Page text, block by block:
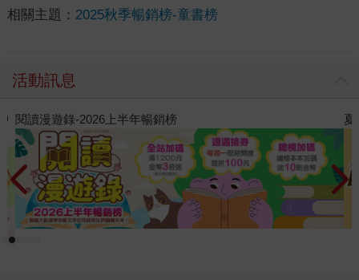
相關主題： 2025秋季暢銷榜-童書榜
活動訊息
夏日閱讀大冒險